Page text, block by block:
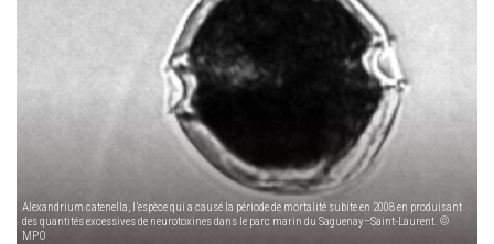
Alexandrium catenella, l’espèce qui a causé la période de mortalité subite en 2008 en produisant
des quantités excessives de neurotoxines dans le parc marin du Saguenay–Saint-Laurent. ©
MPO